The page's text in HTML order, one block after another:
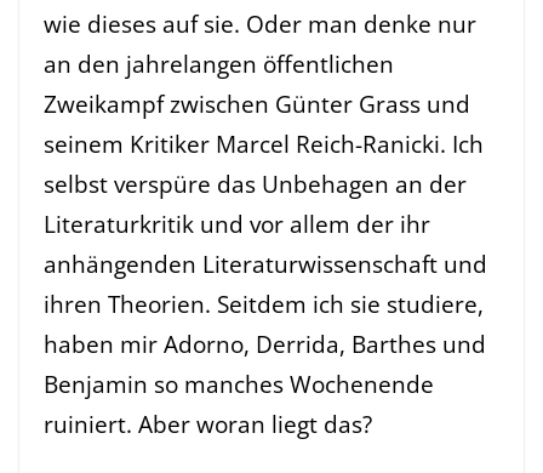
wie dieses auf sie. Oder man denke nur
an den jahrelangen öffentlichen
Zweikampf zwischen Günter Grass und
seinem Kritiker Marcel Reich-Ranicki. Ich
selbst verspüre das Unbehagen an der
Literaturkritik und vor allem der ihr
anhängenden Literaturwissenschaft und
ihren Theorien. Seitdem ich sie studiere,
haben mir Adorno, Derrida, Barthes und
Benjamin so manches Wochenende
ruiniert. Aber woran liegt das?